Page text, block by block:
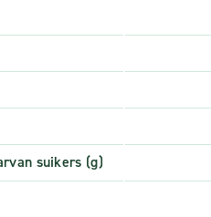
suikers (g)